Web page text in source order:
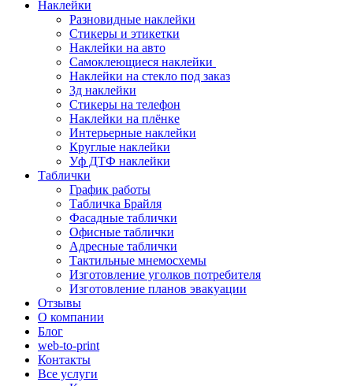
Наклейки
Разновидные наклейки
Стикеры и этикетки
Наклейки на авто
Самоклеющиеся наклейки
Наклейки на стекло под заказ
3д наклейки
Cтикеры на телефон
Наклейки на плёнке
Интерьерные наклейки
Круглые наклейки
Уф ДТФ наклейки
Таблички
График работы
Табличка Брайля
Фасадные таблички
Офисные таблички
Адресные таблички
Тактильные мнемосхемы
Изготовление уголков потребителя
Изготовление планов эвакуации
Отзывы
О компании
Блог
web-to-print
Контакты
Все услуги